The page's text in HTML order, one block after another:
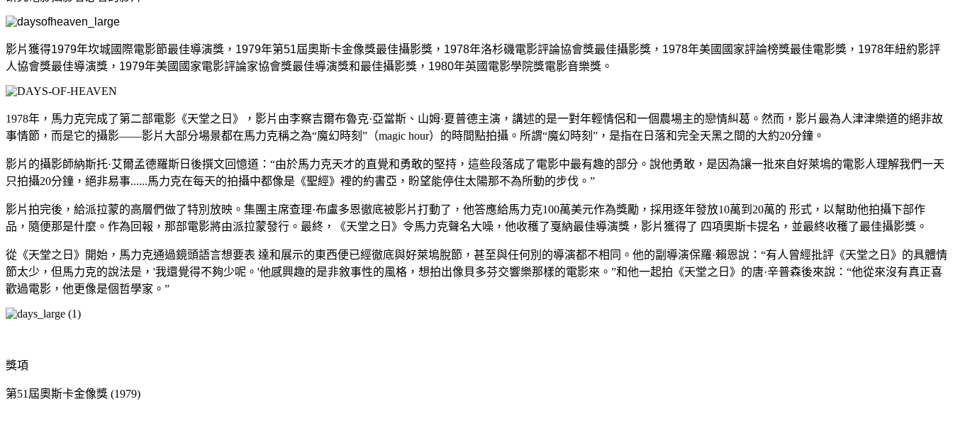
影片獲得1979年坎城國際電影節最佳導演獎，1979年第51屆奧斯卡金像獎最佳攝影獎，1978年洛杉磯電影評論協會獎最佳攝影獎，1978年美國國家評論榜獎最佳電影獎，1978年紐約影評
人協會獎最佳導演獎，1979年美國國家電影評論家協會獎最佳導演獎和最佳攝影獎，1980年英國電影學院獎電影音樂獎。
1978年，馬力克完成了第二部電影《天堂之日》，影片由李察吉爾布魯克·亞當斯、山姆·夏普德主演，講述的是一對年輕情侶和一個農場主的戀情糾葛。然而，影片最為人津津樂道的絕非故
事情節，而是它的攝影——影片大部分場景都在馬力克稱之為“魔幻時刻”（magic hour）的時間點拍攝。所謂“魔幻時刻”，是指在日落和完全天黑之間的大約20分鐘。
影片的攝影師納斯托·艾爾孟德羅斯日後撰文回憶道：“由於馬力克天才的直覺和勇敢的堅持，這些段落成了電影中最有趣的部分。說他勇敢，是因為讓一批來自好萊塢的電影人理解我們一天
只拍攝20分鐘，絕非易事......馬力克在每天的拍攝中都像是《聖經》裡的約書亞，盼望能停住太陽那不為所動的步伐。”
影片拍完後，給派拉蒙的高層們做了特別放映。集團主席查理·布盧多恩徹底被影片打動了，他答應給馬力克100萬美元作為獎勵，採用逐年發放10萬到20萬的 形式，以幫助他拍攝下部作
品，隨便那是什麼。作為回報，那部電影將由派拉蒙發行。最終，《天堂之日》令馬力克聲名大噪，他收穫了戛納最佳導演獎，影片獲得了 四項奧斯卡提名，並最終收穫了最佳攝影獎。
從《天堂之日》開始，馬力克通過鏡頭語言想要表 達和展示的東西便已經徹底與好萊塢脫節，甚至與任何別的導演都不相同。他的副導演保羅·賴恩說：“有人曾經批評《天堂之日》的具體情
節太少，但馬力克的說法是，'我還覺得不夠少呢。'他感興趣的是非敘事性的風格，想拍出像貝多芬交響樂那樣的電影來。”和他一起拍《天堂之日》的唐·辛普森後來說：“他從來沒有真正喜
歡過電影，他更像是個哲學家。”
獎項
第51屆奧斯卡金像獎 (1979)